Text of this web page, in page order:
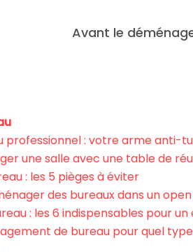
Avant le
professionnel : votre arme anti-
une salle avec une table de
: les 5 pièges à éviter
des bureaux dans un
: les 6 indispensables pour
de bureau pour quel